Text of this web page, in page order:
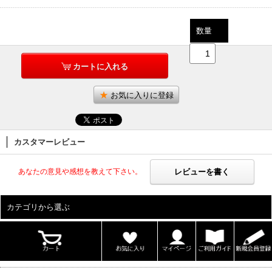
数量
カートに入れる
お気に入りに登録
カスタマーレビュー
あなたの意見や感想を教えて下さい。 レビューを書く
カテゴリから選ぶ
女性写真集